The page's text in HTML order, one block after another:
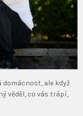
domácnost, ale když
věděl, co vás trápí,